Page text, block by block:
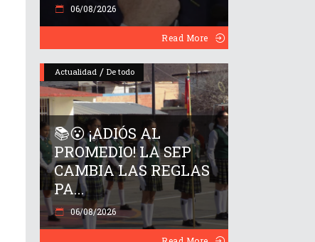
06/08/2026
Read More
Actualidad / De todo
📚😮 ¡ADIÓS AL
PROMEDIO! LA SEP
CAMBIA LAS REGLAS
PA...
06/08/2026